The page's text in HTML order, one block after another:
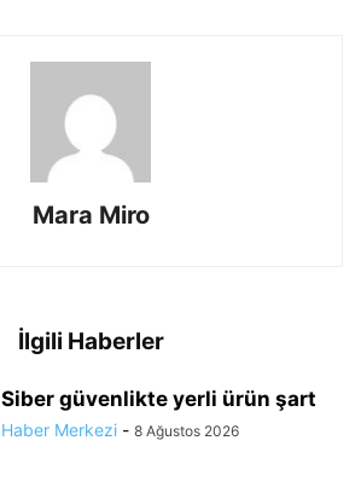
Mara Miro
İlgili Haberler
Siber güvenlikte yerli ürün şart
Haber Merkezi - 8 Ağustos 2026